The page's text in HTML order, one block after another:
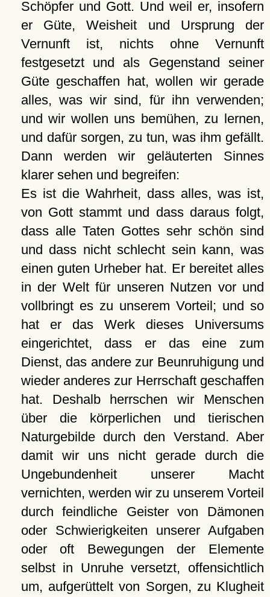
Schöpfer und Gott. Und weil er, insofern
er Güte, Weisheit und Ursprung der
Vernunft ist, nichts ohne Vernunft
festgesetzt und als Gegenstand seiner
Güte geschaffen hat, wollen wir gerade
alles, was wir sind, für ihn verwenden;
und wir wollen uns bemühen, zu lernen,
und dafür sorgen, zu tun, was ihm gefällt.
Dann werden wir geläuterten Sinnes
klarer sehen und begreifen:
Es ist die Wahrheit, dass alles, was ist,
von Gott stammt und dass daraus folgt,
dass alle Taten Gottes sehr schön sind
und dass nicht schlecht sein kann, was
einen guten Urheber hat. Er bereitet alles
in der Welt für unseren Nutzen vor und
vollbringt es zu unserem Vorteil; und so
hat er das Werk dieses Universums
eingerichtet, dass er das eine zum
Dienst, das andere zur Beunruhigung und
wieder anderes zur Herrschaft geschaffen
hat. Deshalb herrschen wir Menschen
über die körperlichen und tierischen
Naturgebilde durch den Verstand. Aber
damit wir uns nicht gerade durch die
Ungebundenheit unserer Macht
vernichten, werden wir zu unserem Vorteil
durch feindliche Geister von Dämonen
oder Schwierigkeiten unserer Aufgaben
oder oft Bewegungen der Elemente
selbst in Unruhe versetzt, offensichtlich
um, aufgerüttelt von Sorgen, zu Klugheit